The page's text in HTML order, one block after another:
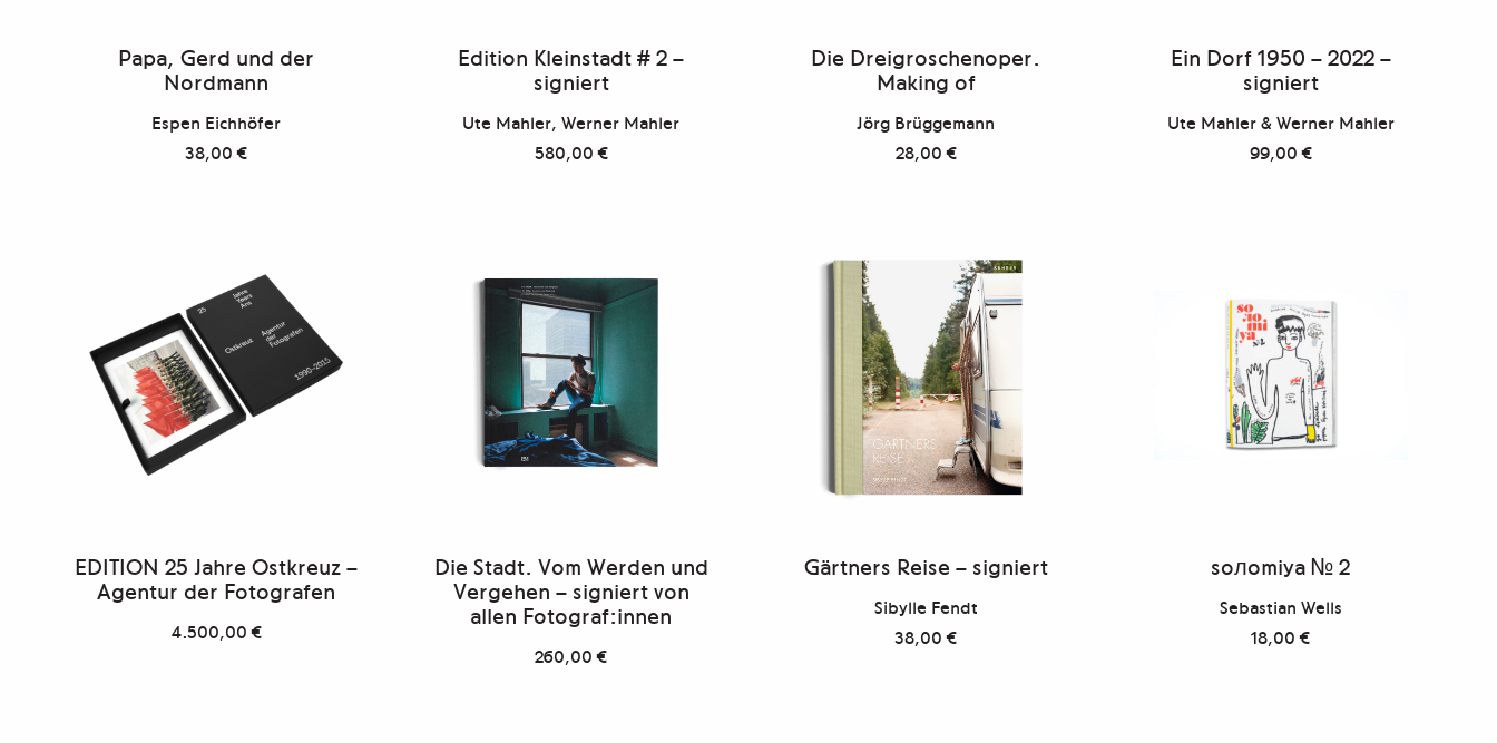
Papa, Gerd und der
Nordmann
Espen Eichhöfer
38,00€
Edition Kleinstadt # 2 –
signiert
Ute Mahler, Werner Mahler
580,00€
Die Dreigroschenoper.
Making of
Jörg Brüggemann
28,00€
Ein Dorf 1950 – 2022 –
signiert
Ute Mahler & Werner Mahler
99,00€
EDITION 25 Jahre Ostkreuz –
Agentur der Fotografen
4.500,00€
Die Stadt. Vom Werden und
Vergehen – signiert von
allen Fotograf:innen
260,00€
Gärtners Reise – signiert
Sibylle Fendt
38,00€
soлomiya № 2
Sebastian Wells
18,00€